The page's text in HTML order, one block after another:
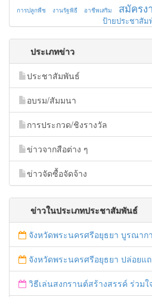
การปลูกพืช
งานรัฐพิธี อาชีพเสริม สมัครง
ป้ายประชาสั
ประเภทข่าว
ประชาสัมพันธ์
อบรม/สัมมนา
การประกวด/ชิงรางวัล
ข่าวจากสือต่าง ๆ
ข่าวจัดซื้อจัดจ้าง
ข่าวในประเภทประชาสัมพันธ์
จังหวัดพระนครศรีอยุธยา บูรณาการหน่วยงานที่เกี่ยวข้อง ลงพื้นที่จัดระเบียบและดำเนินมาตรการตามบทลงโทษสูงสุดกับผู้ประกอบการร้านค้าที่ยังฝ่าฝืนตั้งร้านค้ารุกล้ำ
จังหวัดพระนครศรีอยุธยา ปล่อยแถวตำรวจ ทหาร ฝ่ายปกครอง กว่า 100 นาย ตรวจเข้มท่ารถสาธารณะ สถานีขนส่งรถโดยสาร วิ
วิธีเล่นสงกรานต์สร้างสรรค์ ร่วม